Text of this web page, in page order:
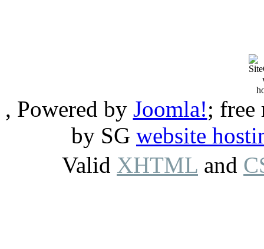
, Powered by Joomla!; free
by SG website
Valid XHTML and